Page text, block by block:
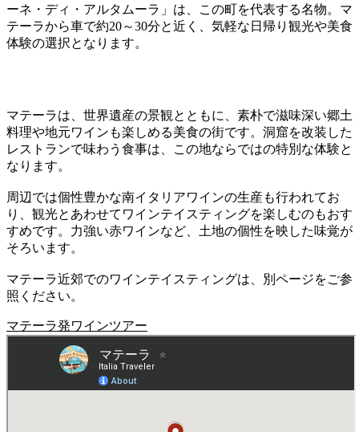
ーネ・ディ・アルタムーラ」は、この町を代表する名物。マ
テーラから車で約20～30分と近く、気軽な日帰り観光や美食
体験の選択となります。
マテーラは、世界遺産の景観とともに、素朴で滋味深い郷土
料理や地元ワインも楽しめる美食の街です。洞窟を改装した
レストランで味わう食事は、この地ならではの特別な体験と
なります。
周辺では個性豊かな南イタリアワインの生産も行われてお
り、観光とあわせてワインテイスティングを楽しむのもおす
すめです。力強い赤ワインなど、土地の個性を映した味覚が
そろいます。
マテーラ近郊でのワインテイスティングは、別ページをご参
照ください。
マテーラ発ワインツアー